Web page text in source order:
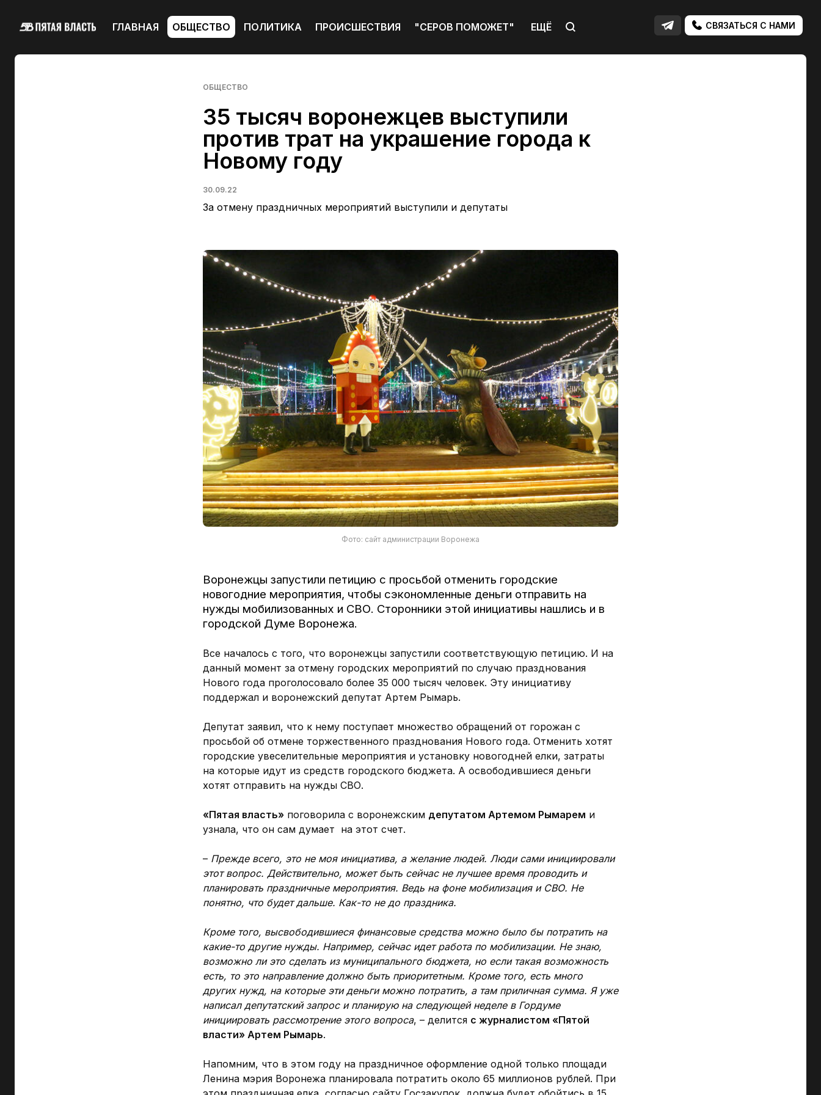
ГЛАВНАЯ ОБЩЕСТВО ПОЛИТИКА ПРОИСШЕСТВИЯ "СЕРОВ ПОМОЖЕТ" ЕЩЁ СВЯЗАТЬСЯ С НАМИ
ОБЩЕСТВО
35 тысяч воронежцев выступили
против трат на украшение города к
Новому году
30.09.22
За отмену праздничных мероприятий выступили и депутаты
Фото: сайт администрации Воронежа
Воронежцы запустили петицию с просьбой отменить городские
новогодние мероприятия, чтобы сэкономленные деньги отправить на
нужды мобилизованных и СВО. Сторонники этой инициативы нашлись и в
городской Думе Воронежа.
Все началось с того, что воронежцы запустили соответствующую петицию. И на
данный момент за отмену городских мероприятий по случаю празднования
Нового года проголосовало более 35 000 тысяч человек. Эту инициативу
поддержал и воронежский депутат Артем Рымарь.
Депутат заявил, что к нему поступает множество обращений от горожан с
просьбой об отмене торжественного празднования Нового года. Отменить хотят
городские увеселительные мероприятия и установку новогодней елки, затраты
на которые идут из средств городского бюджета. А освободившиеся деньги
хотят отправить на нужды СВО.
«Пятая власть» поговорила с воронежским депутатом Артемом Рымарем и
узнала, что он сам думает на этот счет.
– Прежде всего, это не моя инициатива, а желание людей. Люди сами инициировали
этот вопрос. Действительно, может быть сейчас не лучшее время проводить и
планировать праздничные мероприятия. Ведь на фоне мобилизация и СВО. Не
понятно, что будет дальше. Как-то не до праздника.
Кроме того, высвободившиеся финансовые средства можно было бы потратить на
какие-то другие нужды. Например, сейчас идет работа по мобилизации. Не знаю,
возможно ли это сделать из муниципального бюджета, но если такая возможность
есть, то это направление должно быть приоритетным. Кроме того, есть много
других нужд, на которые эти деньги можно потратить, а там приличная сумма. Я уже
написал депутатский запрос и планирую на следующей неделе в Гордуме
инициировать рассмотрение этого вопроса, – делится с журналистом «Пятой
власти» Артем Рымарь.
Напомним, что в этом году на праздничное оформление одной только площади
Ленина мэрия Воронежа планировала потратить около 65 миллионов рублей. При